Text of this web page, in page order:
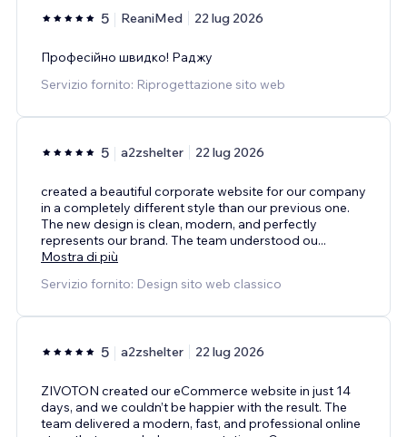
5 ReaniMed 22 lug 2026
Професійно швидко! Раджу
Servizio fornito: Riprogettazione sito web
5 a2zshelter 22 lug 2026
created a beautiful corporate website for our company
in a completely different style than our previous one.
The new design is clean, modern, and perfectly
represents our brand. The team understood ou...
Mostra di più
Servizio fornito: Design sito web classico
5 a2zshelter 22 lug 2026
ZIVOTON created our eCommerce website in just 14
days, and we couldn’t be happier with the result. The
team delivered a modern, fast, and professional online